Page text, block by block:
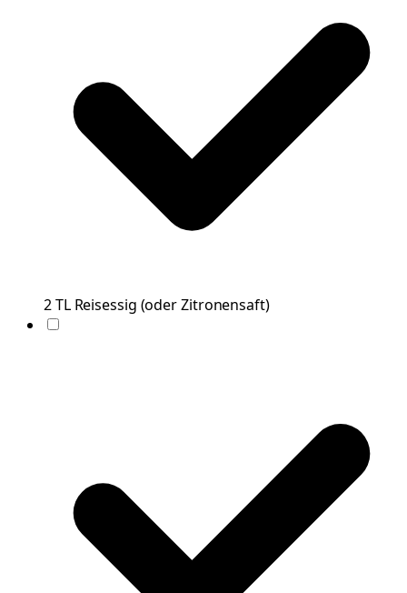
2TL Reisessig (oder Zitronensaft)